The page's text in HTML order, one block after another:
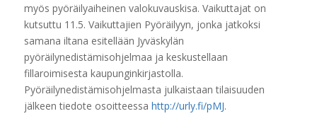
myös pyöräilyaiheinen valokuvauskisa. Vaikuttajat on
kutsuttu 11.5. Vaikuttajien Pyöräilyyn, jonka jatkoksi
samana iltana esitellään Jyväskylän
pyöräilynedistämisohjelmaa ja keskustellaan
fillaroimisesta kaupunginkirjastolla.
Pyöräilynedistämisohjelmasta julkaistaan tilaisuuden
jälkeen tiedote osoitteessa http://urly.fi/pMJ.